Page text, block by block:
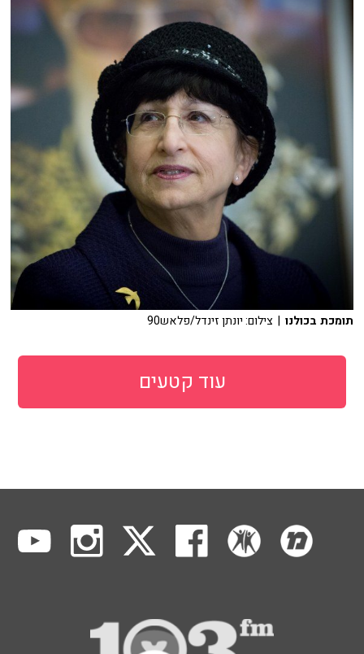
תומכת בכולנו | צילום: יונתן זינדל/פלאש90
עוד קטעים